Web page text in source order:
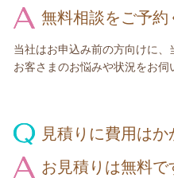
無料相談をご予約
当社はお申込み前の方向けに、
お客さまのお悩みや状況をお伺
見積りに費用はか
お見積りは無料で